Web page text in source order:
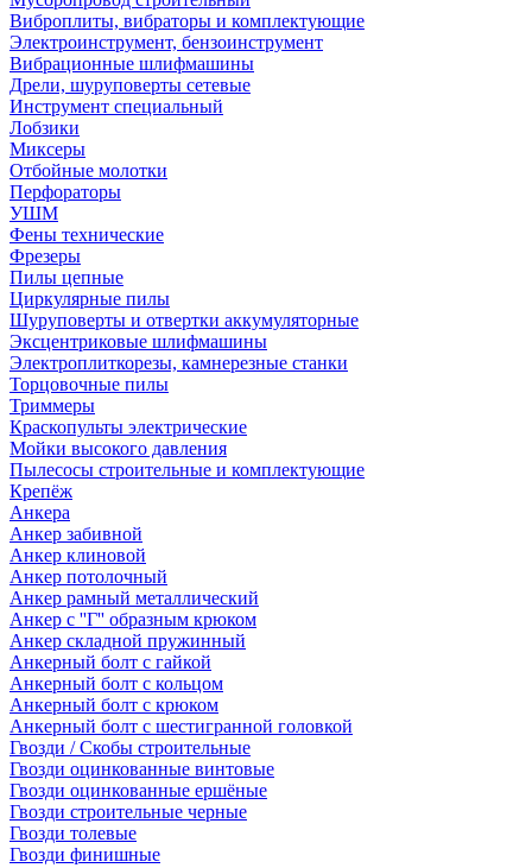
Виброплиты, вибраторы и комплектующие
Электроинструмент, бензоинструмент
Вибрационные шлифмашины
Дрели, шуруповерты сетевые
Инструмент специальный
Лобзики
Миксеры
Отбойные молотки
Перфораторы
УШМ
Фены технические
Фрезеры
Пилы цепные
Циркулярные пилы
Шуруповерты и отвертки аккумуляторные
Эксцентриковые шлифмашины
Электроплиткорезы, камнерезные станки
Торцовочные пилы
Триммеры
Краскопульты электрические
Мойки высокого давления
Пылесосы строительные и комплектующие
Крепёж
Анкера
Анкер забивной
Анкер клиновой
Анкер потолочный
Анкер рамный металлический
Анкер с ''Г'' образным крюком
Анкер складной пружинный
Анкерный болт с гайкой
Анкерный болт с кольцом
Анкерный болт с крюком
Анкерный болт с шестигранной головкой
Гвозди / Скобы строительные
Гвозди оцинкованные винтовые
Гвозди оцинкованные ершёные
Гвозди строительные черные
Гвозди толевые
Гвозди финишные